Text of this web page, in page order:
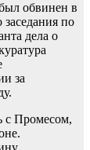
обвинен в
заседания по
дела о
за
с Промесом,